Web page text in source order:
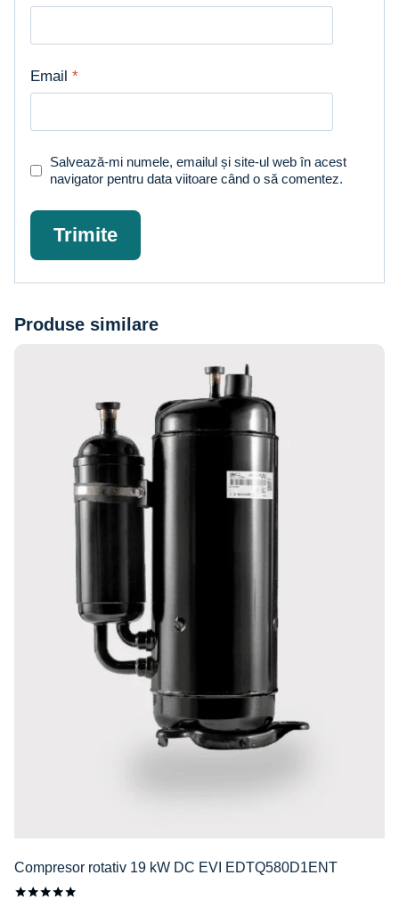
Email *
Salvează-mi numele, emailul și site-ul web în acest
navigator pentru data viitoare când o să comentez.
Produse similare
Compresor rotativ 19 kW DC EVI EDTQ580D1ENT